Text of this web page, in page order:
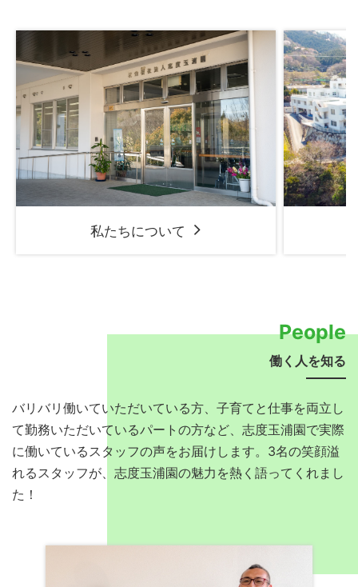
私たちについて
People
働く人を知る
バリバリ働いていただいている方、子育てと仕事を両立し
て勤務いただいているパートの方など、志度玉浦園で実際
に働いているスタッフの声をお届けします。3名の笑顔溢
れるスタッフが、志度玉浦園の魅力を熱く語ってくれまし
た！